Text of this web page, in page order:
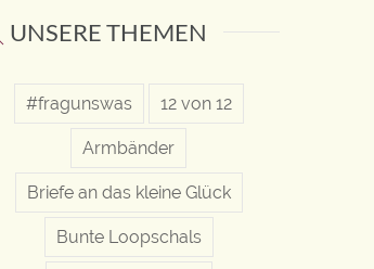
UNSERE THEMEN
#fragunswas 12 von 12
Armbänder
Briefe an das kleine Glück
Bunte Loopschals